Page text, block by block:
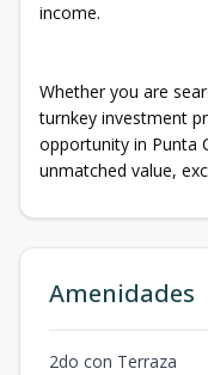
income.
Whether you are
turnkey investment
opportunity in Punta
unmatched value,
Amenidades
2do con Terraza